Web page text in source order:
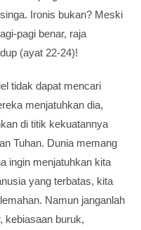
Ironis bukan? Meski
pagi benar, raja
(ayat 22-24)!
tidak dapat mencari
menjatuhkan dia,
di titik kekuatannya
Tuhan. Dunia memang
ingin menjatuhkan kita
yang terbatas, kita
Namun janganlah
kebiasaan buruk,